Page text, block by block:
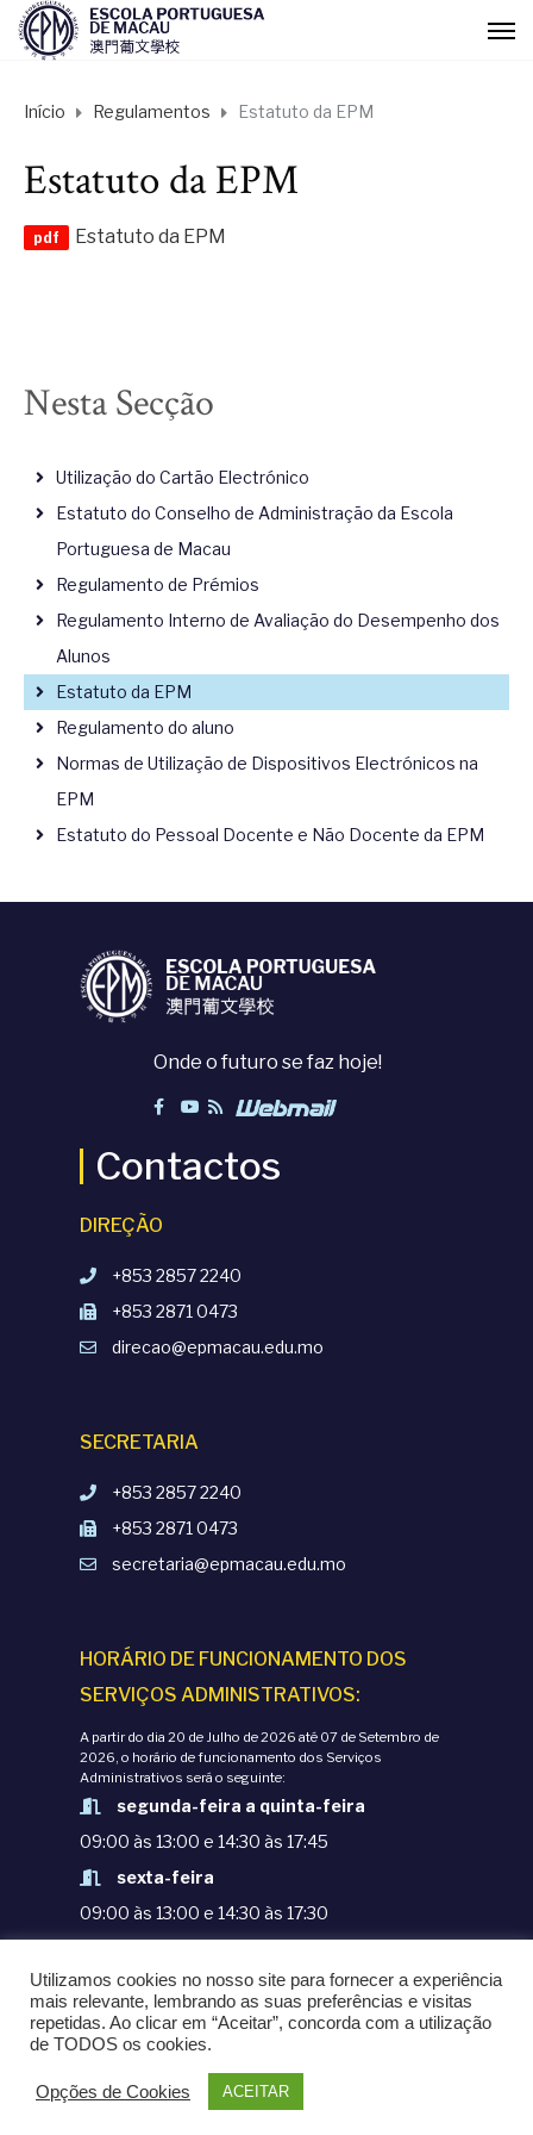
Início Regulamentos Estatuto da EPM
Estatuto da EPM
Estatuto da EPM
Nesta Secção
Utilização do Cartão Electrónico
Estatuto do Conselho de Administração da Escola
Portuguesa de Macau
Regulamento de Prémios
Regulamento Interno de Avaliação do Desempenho dos
Alunos
Estatuto da EPM
Regulamento do aluno
Normas de Utilização de Dispositivos Electrónicos na
EPM
Estatuto do Pessoal Docente e Não Docente da EPM
Onde o futuro se faz hoje!
Contactos
DIREÇÃO
+853 2857 2240
+853 2871 0473
direcao@epmacau.edu.mo
SECRETARIA
+853 2857 2240
+853 2871 0473
secretaria@epmacau.edu.mo
HORÁRIO DE FUNCIONAMENTO DOS
SERVIÇOS ADMINISTRATIVOS:
A partir do dia 20 de Julho de 2026 até 07 de Setembro de
2026, o horário de funcionamento dos Serviços
Administrativos será o seguinte:
segunda-feira a quinta-feira
09:00 às 13:00 e 14:30 às 17:45
sexta-feira
09:00 às 13:00 e 14:30 às 17:30
POLÍTICAS DE PRIVACIDADE
© COPYRIGHT 1998-2020. EPM - ESCOLA
PORTUGUESA DE MACAU
POWERED BY OMNI LTD.
Utilizamos cookies no nosso site para fornecer a experiência
mais relevante, lembrando as suas preferências e visitas
repetidas. Ao clicar em “Aceitar”, concorda com a utilização
de TODOS os cookies.
Opções de Cookies ACEITAR